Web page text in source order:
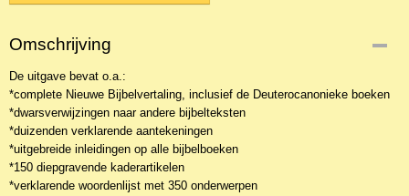
Omschrijving
De uitgave bevat o.a.:
*complete Nieuwe Bijbelvertaling, inclusief de Deuterocanonieke boeken
*dwarsverwijzingen naar andere bijbelteksten
*duizenden verklarende aantekeningen
*uitgebreide inleidingen op alle bijbelboeken
*150 diepgravende kaderartikelen
*verklarende woordenlijst met 350 onderwerpen